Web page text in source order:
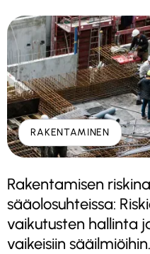
RAKENTAMINEN
Rakentamisen
sääolosuhteissa:
vaikutusten hallinta
vaikeisiin sääilmiöihin.